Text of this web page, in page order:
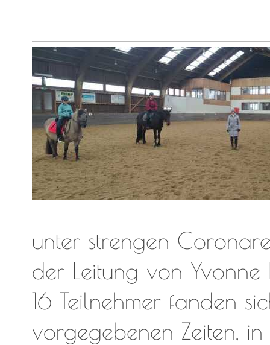
unter strengen
der Leitung von Yvonne
16 Teilnehmer fanden
vorgegebenen Zeiten,